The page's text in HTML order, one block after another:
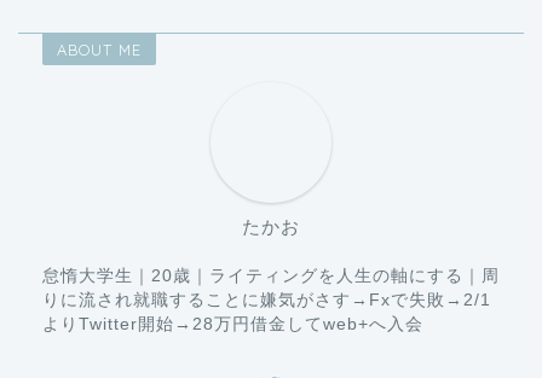
ABOUT ME
たかお
怠惰大学生｜20歳｜ライティングを人生の軸にする｜周
りに流され就職することに嫌気がさす→Fxで失敗→2/1
よりTwitter開始→28万円借金してweb+へ入会